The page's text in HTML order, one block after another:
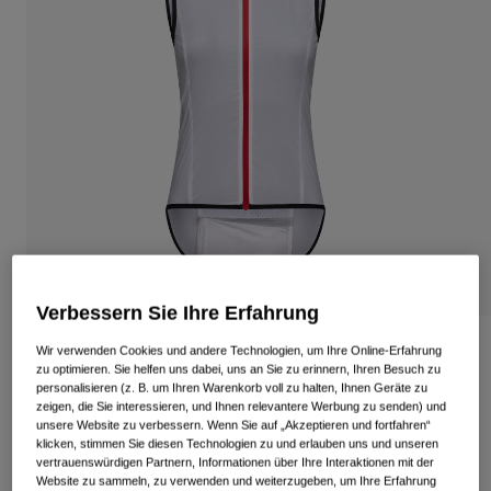
Rennrad Bekleidung
Mountainbike Bekleidung
Alle anzeigen
Mit austauschbaren Gläsern
Alle anzeigen
Kinder
Helme
Schutzbrillen
Chrono Expert Windweste Damen
Artikelnr.37585
Price reduced from
€ 89,95to€ 53,97 40% OFF
Verbessern Sie Ihre Erfahrung
Wir verwenden Cookies und andere Technologien, um Ihre Online-Erfahrung
zu optimieren. Sie helfen uns dabei, uns an Sie zu erinnern, Ihren Besuch zu
personalisieren (z. B. um Ihren Warenkorb voll zu halten, Ihnen Geräte zu
zeigen, die Sie interessieren, und Ihnen relevantere Werbung zu senden) und
unsere Website zu verbessern. Wenn Sie auf „Akzeptieren und fortfahren“
klicken, stimmen Sie diesen Technologien zu und erlauben uns und unseren
vertrauenswürdigen Partnern, Informationen über Ihre Interaktionen mit der
Website zu sammeln, zu verwenden und weiterzugeben, um Ihre Erfahrung